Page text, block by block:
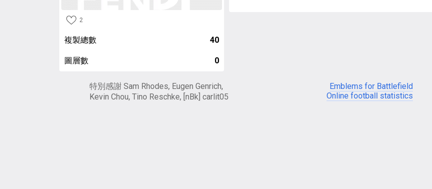
2
複製總數 40
圖層數 0
特別感謝 Sam Rhodes, Eugen Genrich,
Kevin Chou, Tino Reschke, [nBk] carlit05
Emblems for Battlefield
Online football statistics